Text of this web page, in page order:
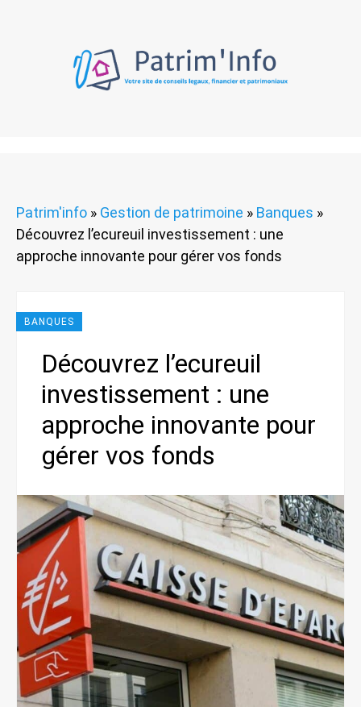
Patrim'info » Gestion de patrimoine » Banques »
Découvrez l’ecureuil investissement : une
approche innovante pour gérer vos fonds
BANQUES
Découvrez l’ecureuil
investissement : une
approche innovante pour
gérer vos fonds